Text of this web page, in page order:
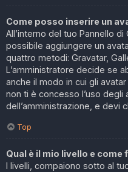
Come posso inserire un
All’interno del tuo Pannello
possibile aggiungere un
quattro metodi: Gravatar,
L’amministratore decide se
anche il modo in cui gli
non ti è concesso l’uso degli
dell’amministrazione, e devi
Top
Qual è il mio livello e come
I livelli, compaiono sotto al